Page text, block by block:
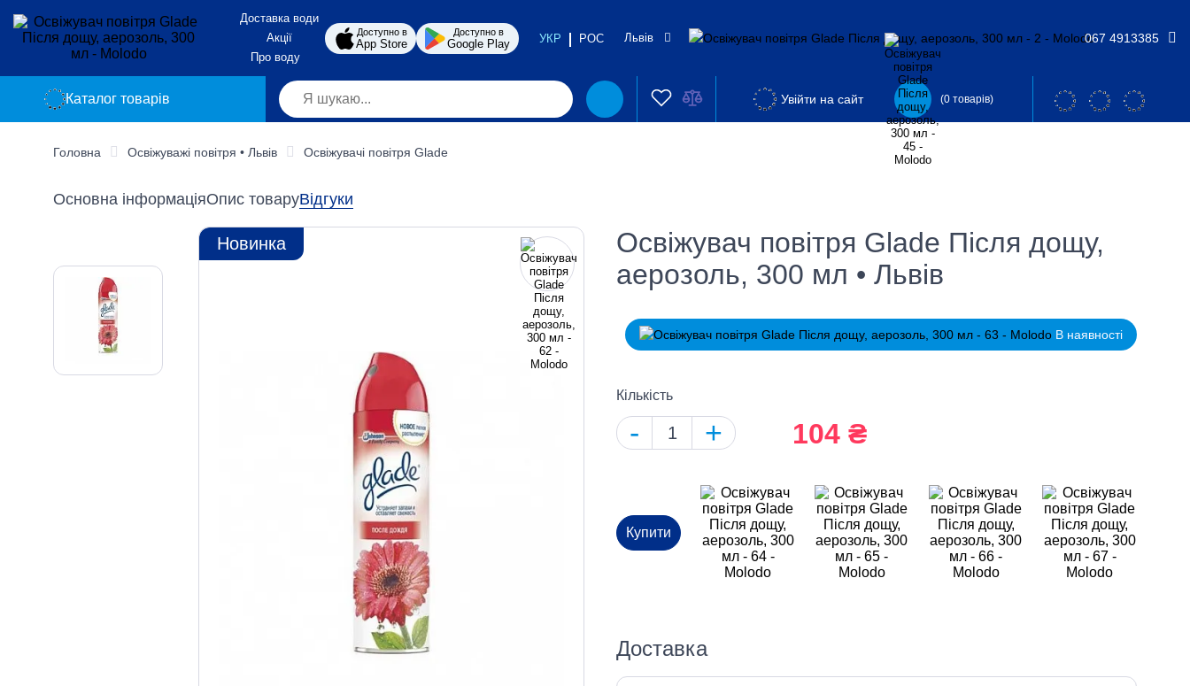
Доставка води
Акції
Про воду
Доступно в
App Store
Доступно в
Google Play УКР РОС Львів 067 4913385
Каталог товарів Увійти на сайт (0 товарів)
Головна Освіжуважі повітря • Львів Освіжувачі повітря Glade
Основна інформаціяОпис товаруВідгуки
Новинка
Освіжувач повітря Glade Після дощу,
аерозоль, 300 мл • Львів
В наявності
Кількість
- + 104 ₴
Купити
Доставка